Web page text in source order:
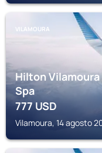
VILAMOURA
Hilton
Spa
777USD
Vilamoura, 14 agosto